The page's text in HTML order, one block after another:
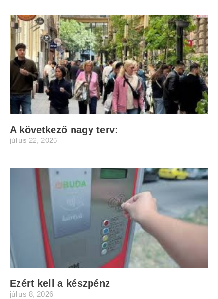
A következő nagy terv:
július 22, 2026
Ezért kell a készpénz
július 8, 2026